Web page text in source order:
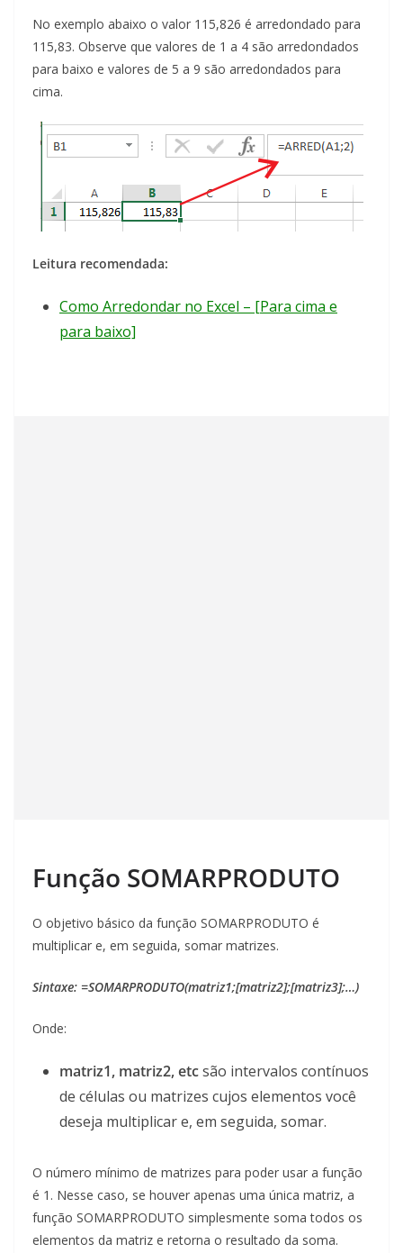
No exemplo abaixo o valor 115,826 é arredondado para
115,83. Observe que valores de 1 a 4 são arredondados
para baixo e valores de 5 a 9 são arredondados para
cima.
Leitura recomendada:
Como Arredondar no Excel – [Para cima e
para baixo]
Função SOMARPRODUTO
O objetivo básico da função SOMARPRODUTO é
multiplicar e, em seguida, somar matrizes.
Sintaxe: =SOMARPRODUTO(matriz1;[matriz2];[matriz3];…)
Onde:
matriz1, matriz2, etcsão intervalos contínuos
de células ou matrizes cujos elementos você
deseja multiplicar e, em seguida, somar.
O número mínimo de matrizes para poder usar a função
é 1. Nesse caso, se houver apenas uma única matriz, a
função SOMARPRODUTO simplesmente soma todos os
elementos da matriz e retorna o resultado da soma.